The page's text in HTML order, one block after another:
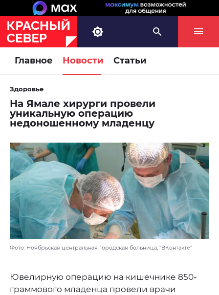
Главное Новости Статьи
Здоровье
На Ямале хирурги провели
уникальную операцию
недоношенному младенцу
Фото: Ноябрьская центральная городская больница, "ВКонтакте"
Ювелирную операцию на кишечнике 850-
граммового младенца провели врачи